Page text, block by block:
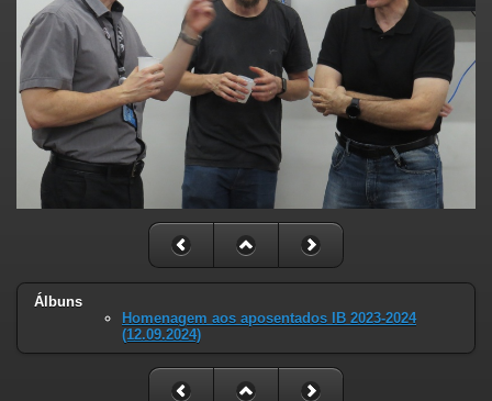
Álbuns
Homenagem aos aposentados IB 2023-2024
(12.09.2024)